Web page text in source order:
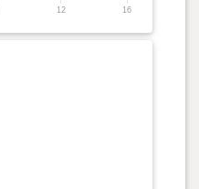
12 16